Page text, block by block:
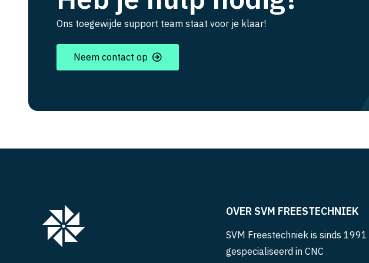
Ons toegewijde support team staat voor je klaar!
Neem contact op
OVER SVM FREESTECHNIEK
SVM Freestechniek is sinds 1991
gespecialiseerd in CNC